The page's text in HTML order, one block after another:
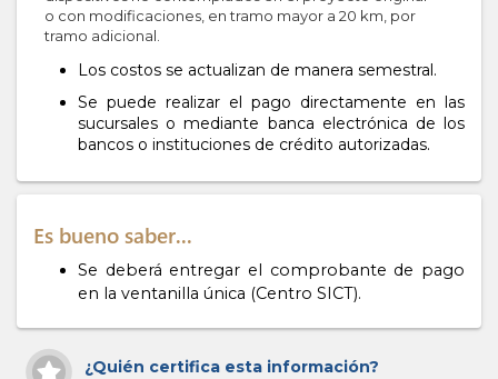
o con modificaciones, en tramo mayor a 20 km, por
tramo adicional.
Los costos se actualizan de manera semestral.
Se puede realizar el pago directamente en las
sucursales o mediante banca electrónica de los
bancos o instituciones de crédito autorizadas.
Es bueno saber...
Se deberá entregar el comprobante de pago
en la ventanilla única (Centro SICT).
¿Quién certifica esta información?